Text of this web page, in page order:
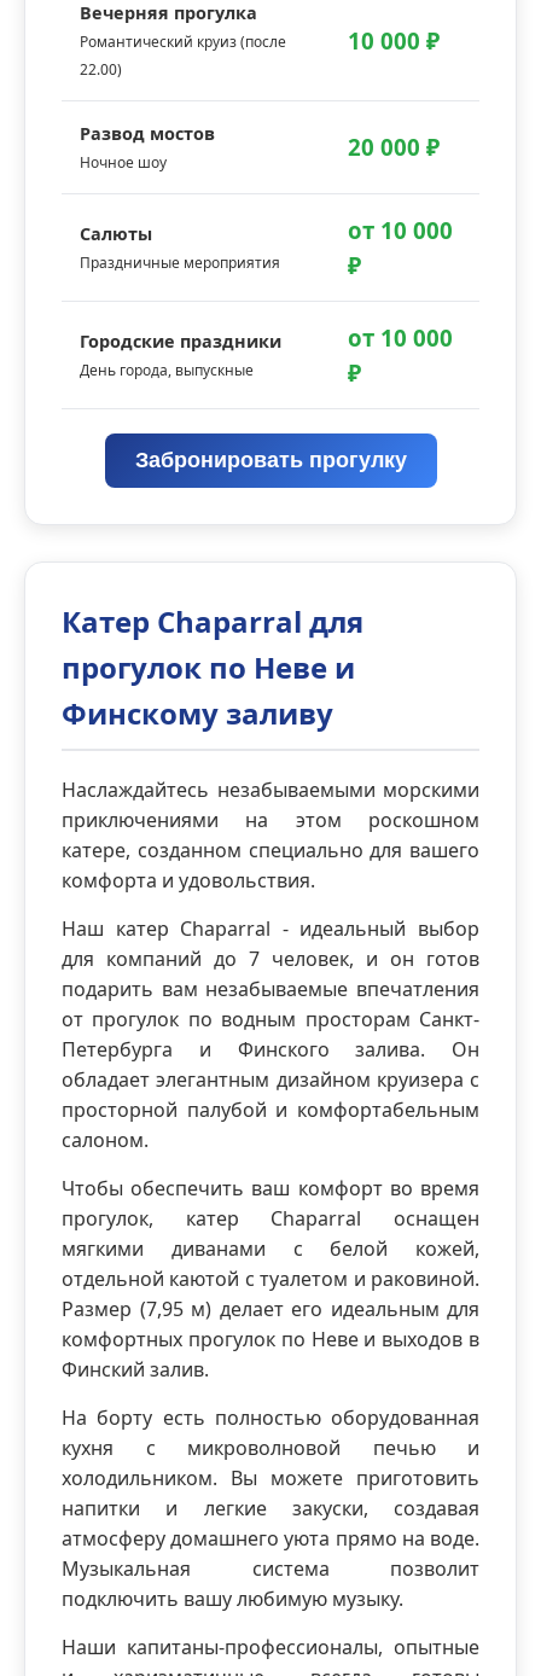
Вечерняя прогулка
Романтический круиз (после
22.00)
10 000 ₽
Развод мостов
Ночное шоу
20 000 ₽
Салюты
Праздничные мероприятия
от 10 000
₽
Городские праздники
День города, выпускные
от 10 000
₽
Забронировать прогулку
Катер Chaparral для
прогулок по Неве и
Финскому заливу
Наслаждайтесь незабываемыми морскими
приключениями на этом роскошном
катере, созданном специально для вашего
комфорта и удовольствия.
Наш катер Chaparral - идеальный выбор
для компаний до 7 человек, и он готов
подарить вам незабываемые впечатления
от прогулок по водным просторам Санкт-
Петербурга и Финского залива. Он
обладает элегантным дизайном круизера с
просторной палубой и комфортабельным
салоном.
Чтобы обеспечить ваш комфорт во время
прогулок, катер Chaparral оснащен
мягкими диванами с белой кожей,
отдельной каютой с туалетом и раковиной.
Размер (7,95 м) делает его идеальным для
комфортных прогулок по Неве и выходов в
Финский залив.
На борту есть полностью оборудованная
кухня с микроволновой печью и
холодильником. Вы можете приготовить
напитки и легкие закуски, создавая
атмосферу домашнего уюта прямо на воде.
Музыкальная система позволит
подключить вашу любимую музыку.
Наши капитаны-профессионалы, опытные